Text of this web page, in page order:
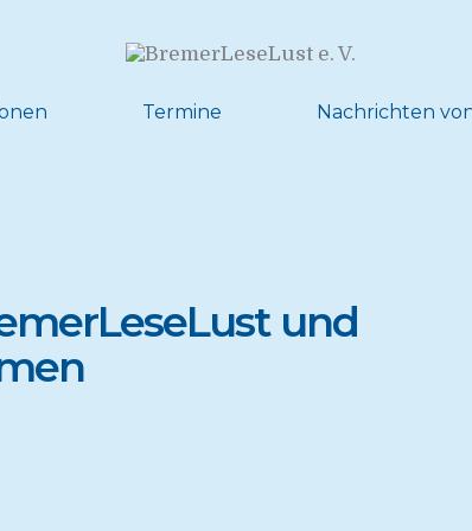
Termine Nachrichten
und